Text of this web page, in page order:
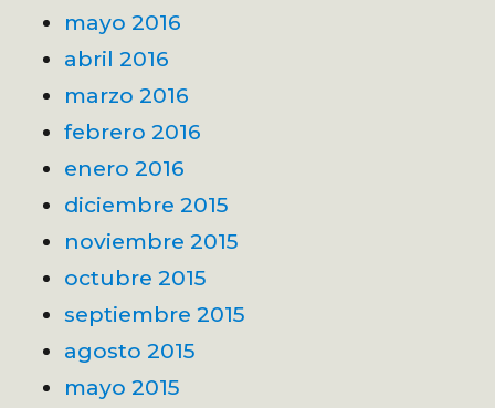
mayo 2016
abril 2016
marzo 2016
febrero 2016
enero 2016
diciembre 2015
noviembre 2015
octubre 2015
septiembre 2015
agosto 2015
mayo 2015